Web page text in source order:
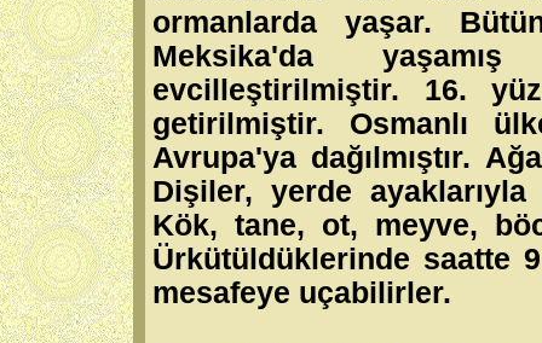
ormanlarda yaşar.
Meksika'da
evcilleştirilmiştir. 16.
getirilmiştir. Osmanlı
Avrupa'ya dağılmıştır.
Dişiler, yerde
Kök, tane, ot, meyve,
Ürkütüldüklerinde saatte
mesafeye uçabilirler.